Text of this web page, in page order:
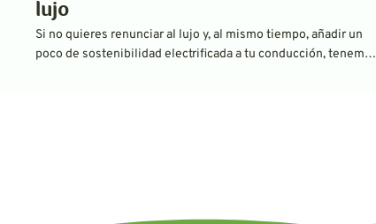
lujo
Si no quieres renunciar al lujo y, al mismo tiempo, añadir un
poco de sostenibilidad electrificada a tu conducción, tenemos